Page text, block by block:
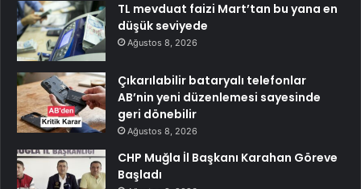
TL mevduat faizi Mart’tan bu yana en
düşük seviyede
Ağustos 8, 2026
Çıkarılabilir bataryalı telefonlar
AB’nin yeni düzenlemesi sayesinde
geri dönebilir
Ağustos 8, 2026
CHP Muğla İl Başkanı Karahan Göreve
Başladı